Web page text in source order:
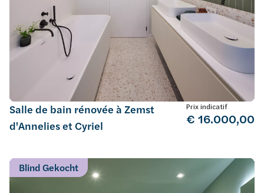
Salle de bain rénovée à Zemst
d'Annelies et Cyriel
Prix indicatif
€ 16.000,00
Blind Gekocht